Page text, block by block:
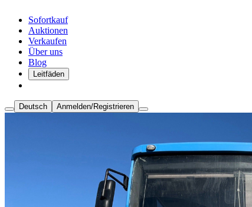
Sofortkauf
Auktionen
Verkaufen
Über uns
Blog
Leitfäden
Deutsch Anmelden/Registrieren